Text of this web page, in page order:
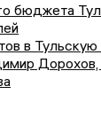
бюджета
в